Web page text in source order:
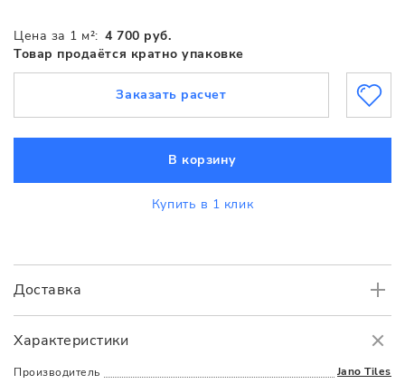
Характеристики
Производитель
Jano Tiles
Доставка
Доставка
Цена за 1 м²: 4 700 руб.
Товар продаётся кратно упаковке
В корзину
Купить в 1 клик
Заказать расчет